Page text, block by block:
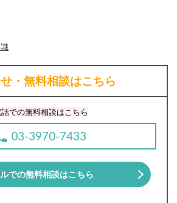
・無料相談はこちら
話での無料相談はこちら
03-3970-7433
での無料相談はこちら